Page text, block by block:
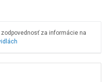
za informácie na